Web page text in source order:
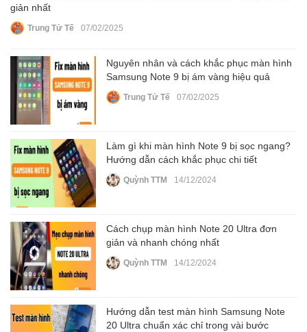
giản nhất
Trung Tử Tế 07/02/2025
Nguyên nhân và cách khắc phục màn hình
Samsung Note 9 bị ám vàng hiệu quả
Trung Tử Tế 07/02/2025
Làm gì khi màn hình Note 9 bị sọc ngang?
Hướng dẫn cách khắc phục chi tiết
Quỳnh TTM 14/12/2024
Cách chụp màn hình Note 20 Ultra đơn
giản và nhanh chóng nhất
Quỳnh TTM 14/12/2024
Hướng dẫn test màn hình Samsung Note
20 Ultra chuẩn xác chỉ trong vài bước